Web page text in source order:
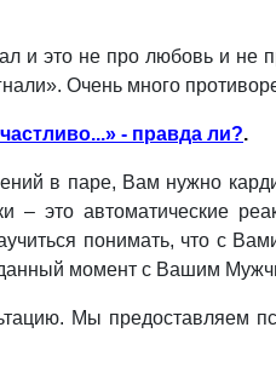
и это не про любовь и
Очень много
- правда ли?.
в паре, Вам нужно
– это автоматические
понимать, что с
момент с Вашим
Мы предоставляем